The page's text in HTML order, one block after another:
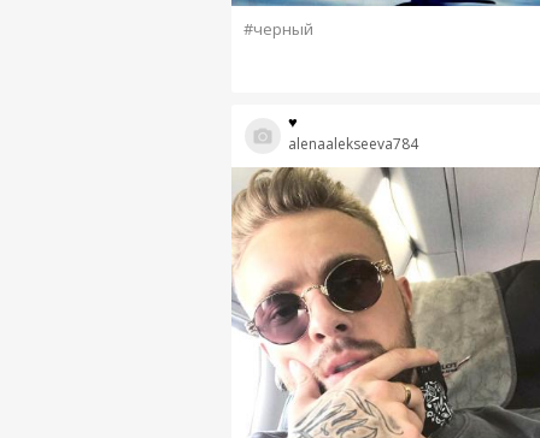
#черный
alenaalekseeva784
♥